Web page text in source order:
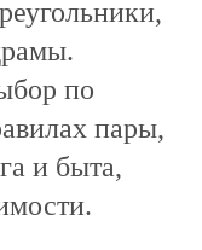
по
пары,
и быта,